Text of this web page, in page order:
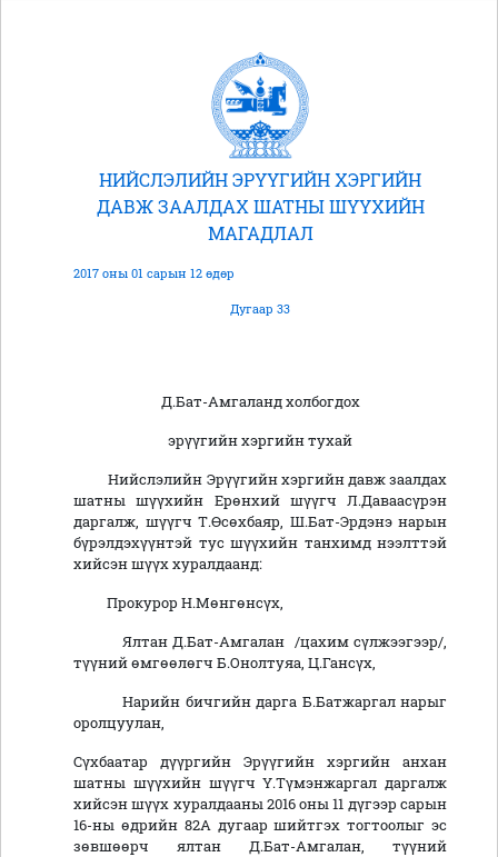
НИЙСЛЭЛИЙН ЭРҮҮГИЙН ХЭРГИЙН
ДАВЖ ЗААЛДАХ ШАТНЫ ШҮҮХИЙН
МАГАДЛАЛ
2017 оны 01 сарын 12 өдөр
Дугаар 33
Д.Бат-Амгаланд холбогдох
эрүүгийн хэргийн тухай
Нийслэлийн Эрүүгийн хэргийн давж заалдах
шатны шүүхийн Ерөнхий шүүгч Л.Даваасүрэн
даргалж, шүүгч Т.Өсөхбаяр, Ш.Бат-Эрдэнэ нарын
бүрэлдэхүүнтэй тус шүүхийн танхимд нээлттэй
хийсэн шүүх хуралдаанд:
Прокурор Н.Мөнгөнсүх,
Ялтан Д.Бат-Амгалан /цахим сүлжээгээр/,
түүний өмгөөлөгч Б.Онолтуяа, Ц.Гансүх,
Нарийн бичгийн дарга Б.Батжаргал нарыг
оролцуулан,
Сүхбаатар дүүргийн Эрүүгийн хэргийн анхан
шатны шүүхийн шүүгч Ү.Түмэнжаргал даргалж
хийсэн шүүх хуралдааны 2016 оны 11 дүгээр сарын
16-ны өдрийн 82А дугаар шийтгэх тогтоолыг эс
зөвшөөрч ялтан Д.Бат-Амгалан, түүний